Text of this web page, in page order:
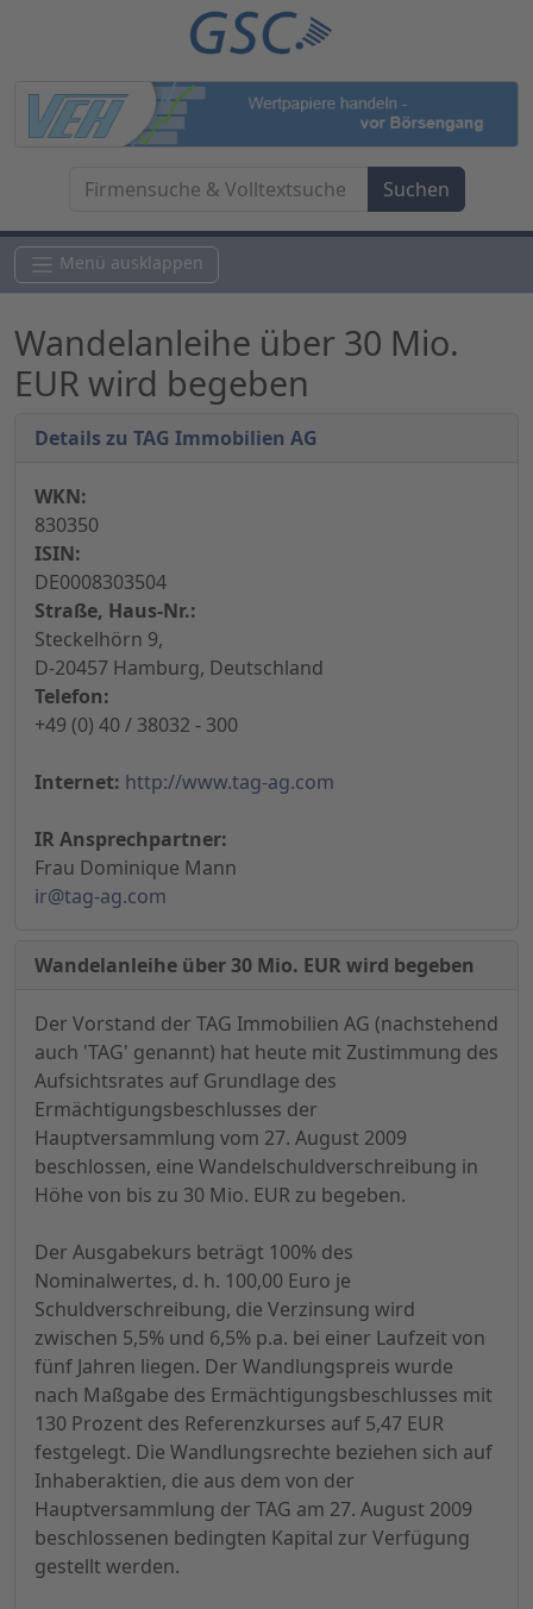
Menü ausklappen
Wandelanleihe über 30 Mio.
EUR wird begeben
Details zu TAG Immobilien AG
WKN:
830350
ISIN:
DE0008303504
Straße, Haus-Nr.:
Steckelhörn 9,
D-20457 Hamburg, Deutschland
Telefon:
+49 (0) 40 / 38032 - 300
Internet: http://www.tag-ag.com
IR Ansprechpartner:
Frau Dominique Mann
ir@tag-ag.com
Wandelanleihe über 30 Mio. EUR wird begeben
Der Vorstand der TAG Immobilien AG (nachstehend
auch 'TAG' genannt) hat heute mit Zustimmung des
Aufsichtsrates auf Grundlage des
Ermächtigungsbeschlusses der
Hauptversammlung vom 27. August 2009
beschlossen, eine Wandelschuldverschreibung in
Höhe von bis zu 30 Mio. EUR zu begeben.
Der Ausgabekurs beträgt 100% des
Nominalwertes, d. h. 100,00 Euro je
Schuldverschreibung, die Verzinsung wird
zwischen 5,5% und 6,5% p.a. bei einer Laufzeit von
fünf Jahren liegen. Der Wandlungspreis wurde
nach Maßgabe des Ermächtigungsbeschlusses mit
130 Prozent des Referenzkurses auf 5,47 EUR
festgelegt. Die Wandlungsrechte beziehen sich auf
Inhaberaktien, die aus dem von der
Hauptversammlung der TAG am 27. August 2009
beschlossenen bedingten Kapital zur Verfügung
gestellt werden.